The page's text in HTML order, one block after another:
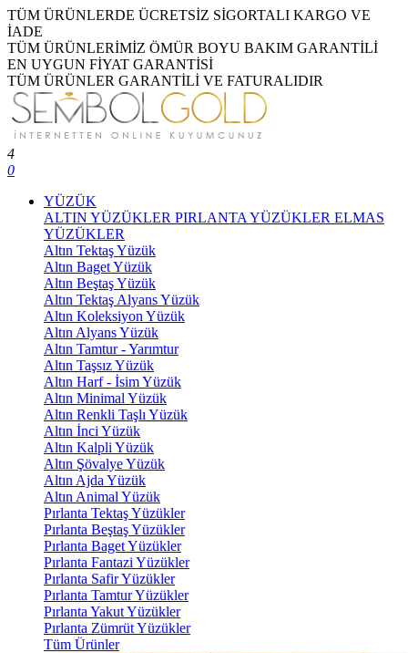
TÜM ÜRÜNLERDE ÜCRETSİZ SİGORTALI KARGO VE
İADE
TÜM ÜRÜNLERİMİZ ÖMÜR BOYU BAKIM GARANTİLİ
EN UYGUN FİYAT GARANTİSİ
TÜM ÜRÜNLER GARANTİLİ VE FATURALIDIR
4
0
YÜZÜK
ALTIN YÜZÜKLER PIRLANTA YÜZÜKLER ELMAS
YÜZÜKLER
Altın Tektaş Yüzük
Altın Baget Yüzük
Altın Beştaş Yüzük
Altın Tektaş Alyans Yüzük
Altın Koleksiyon Yüzük
Altın Alyans Yüzük
Altın Tamtur - Yarımtur
Altın Taşsız Yüzük
Altın Harf - İsim Yüzük
Altın Minimal Yüzük
Altın Renkli Taşlı Yüzük
Altın İnci Yüzük
Altın Kalpli Yüzük
Altın Şövalye Yüzük
Altın Ajda Yüzük
Altın Animal Yüzük
Pırlanta Tektaş Yüzükler
Pırlanta Beştaş Yüzükler
Pırlanta Baget Yüzükler
Pırlanta Fantazi Yüzükler
Pırlanta Safir Yüzükler
Pırlanta Tamtur Yüzükler
Pırlanta Yakut Yüzükler
Pırlanta Zümrüt Yüzükler
Tüm Ürünler